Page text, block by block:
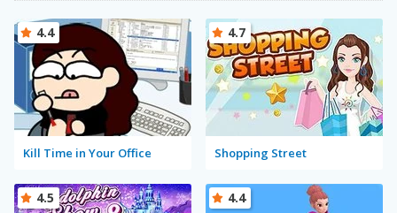
Kill Time in Your Office
4.4
Shopping Street
4.7
4.5 4.4